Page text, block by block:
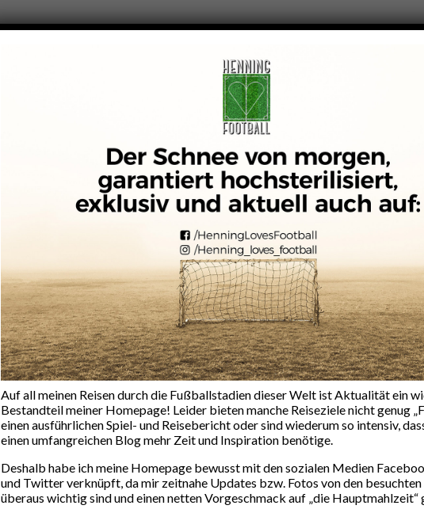
START ÜBER MICH KONTAKT
FUSSBALL WELTWEIT....OZEANIEN
All Blacks, All Whites,
Nice! Das andere
der
Teil 1
7. JUNI 2017 4.1K ANSICHTEN 14MINUTE(N) LESESTOFF
Auf all meinen Reisen durch die Fußballstadien dieser Welt ist Aktualität ein
Bestandteil meiner Homepage! Leider bieten manche Reiseziele nicht genug
einen ausführlichen Spiel- und Reisebericht oder sind wiederum so intensiv,
einen umfangreichen Blog mehr Zeit und Inspiration benötige.
Deshalb habe ich meine Homepage bewusst mit den sozialen Medien
und Twitter verknüpft, da mir zeitnahe Updates bzw. Fotos von den
überaus wichtig sind und einen netten Vorgeschmack auf „die Hauptmahlzeit“